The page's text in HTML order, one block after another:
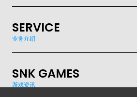
SERVICE
业务介绍
SNK GAMES
游戏资讯